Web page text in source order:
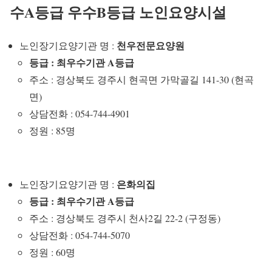
수A등급 우수B등급 노인요양시설
노인장기요양기관 명 : 천우전문요양원
등급 : 최우수기관 A등급
주소 : 경상북도 경주시 현곡면 가막골길 141-30 (현곡
면)
상담전화 : 054-744-4901
정원 : 85명
노인장기요양기관 명 : 은화의집
등급 : 최우수기관 A등급
주소 : 경상북도 경주시 천사2길 22-2 (구정동)
상담전화 : 054-744-5070
정원 : 60명